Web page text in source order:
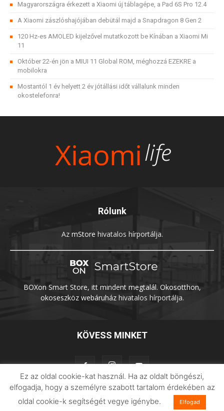
Magyarországra érkezett a Xiaomi új táblagépe, a Pad 6S Pro 12.4
A Xiaomi zászlóshajójában debütál majd a Snapdragon 8 Gen 2
120 Hz-es AMOLED kijelzővel mutatkozott be Kínában a Xiaomi Mi
11
Október 22-én jön a MIUI 11 Global ROM, méghozzá EZEKRE a
mobilokra
Mostantól 1 év helyett 2 év jótállási időt vállalunk minden
okostelefonra!
Rólunk
Az mStore hivatalos hírportálja.
BOXon Smart Store, itt mindent megtalál. Okosotthon,
okoseszköz webáruházhivatalos hírportálja.
KÖVESS MINKET
Adatvédelem Impresszum Imilab
Ez az oldal cookie-kat használ. Ha az oldalt böngészi,
elfogadja, hogy a személyre szabott tartalom érdekében az
oldal cookie-k segítségét vegye igénybe.
Elfogad